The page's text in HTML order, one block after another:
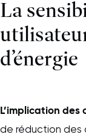
La
d’énergie
L’implication
de réduction des